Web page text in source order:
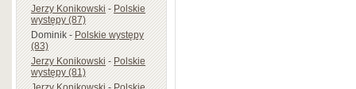
Jerzy Konikowski-Polskie
występy (87)
Dominik-Polskie występy
(83)
Jerzy Konikowski-Polskie
występy (81)